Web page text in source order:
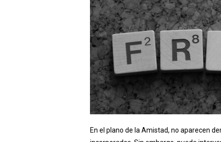
En el plano de la Amistad, no aparecen